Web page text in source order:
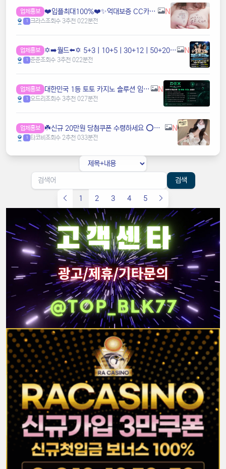
업체홍보 ❤️️입플최대100%❤️✨억대보증 CC카지노✨❤️무기명테더가입O❤️블랙가입O❤️승인전화X❤️ N
1 크라스조회수 3추천 022분전
업체홍보 ✡️➡️월드⬅️✡️ 5+3ㅣ10+5ㅣ30+12ㅣ50+20ㅣ100+35ㅣ200+70 ✡️무한매충✡️모든배팅제재없음✡️다양한 이벤트✡️ v7u6 N
1 준준조회수 3추천 022분전
업체홍보 ️대한민국️ 1등 토토 카지노 솔루션 임대 전문 N
1 오드리 조회수 3추천 027분전
업체홍보 ☘️️신규 20만원 당첨쿠폰 수령하세요 ⭕️⭕️ 유튜브검색 > 수아영상방☘️ N
1 타코비 조회수 2추천 033분전
검색
1 2 3 4 5